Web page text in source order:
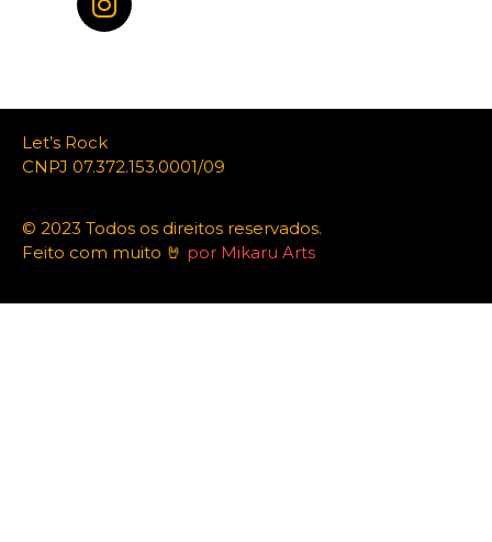
Let’s Rock
CNPJ 07.372.153.0001/09
© 2023 Todos os direitos reservados.
Feito com muito 🤘 por Mikaru Arts